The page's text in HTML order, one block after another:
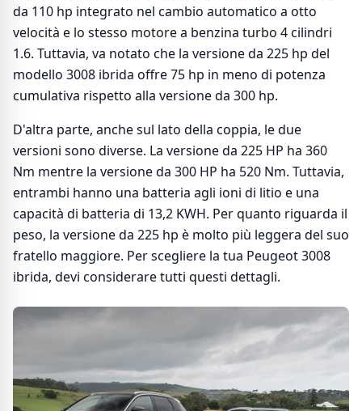
da 110 hp integrato nel cambio automatico a otto
velocità e lo stesso motore a benzina turbo 4 cilindri
1.6. Tuttavia, va notato che la versione da 225 hp del
modello 3008 ibrida offre 75 hp in meno di potenza
cumulativa rispetto alla versione da 300 hp.
D'altra parte, anche sul lato della coppia, le due
versioni sono diverse. La versione da 225 HP ha 360
Nm mentre la versione da 300 HP ha 520 Nm. Tuttavia,
entrambi hanno una batteria agli ioni di litio e una
capacità di batteria di 13,2 KWH. Per quanto riguarda il
peso, la versione da 225 hp è molto più leggera del suo
fratello maggiore. Per scegliere la tua Peugeot 3008
ibrida, devi considerare tutti questi dettagli.